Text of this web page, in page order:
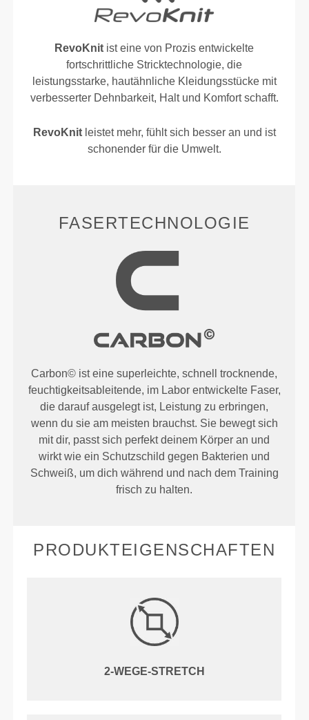
RevoKnit ist eine von Prozis entwickelte
fortschrittliche Stricktechnologie, die
leistungsstarke, hautähnliche Kleidungsstücke mit
verbesserter Dehnbarkeit, Halt und Komfort schafft.
RevoKnitleistet mehr, fühlt sich besser an und ist
schonender für die Umwelt.
FASERTECHNOLOGIE
Carbon© ist eine superleichte, schnell trocknende,
feuchtigkeitsableitende, im Labor entwickelte Faser,
die darauf ausgelegt ist, Leistung zu erbringen,
wenn du sie am meisten brauchst. Sie bewegt sich
mit dir, passt sich perfekt deinem Körper an und
wirkt wie ein Schutzschild gegen Bakterien und
Schweiß, um dich während und nach dem Training
frisch zu halten.
PRODUKTEIGENSCHAFTEN
2-WEGE-STRETCH